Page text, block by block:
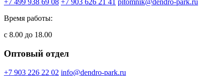
+7 499 938 69 08 +7 903 626 21 41 pitomnik@dendro-park.ru
Время работы:
с 8.00 до 18.00
Оптовый отдел
+7 903 226 22 02 info@dendro-park.ru